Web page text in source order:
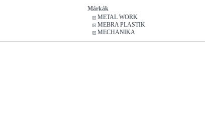
Márkák
METAL WORK
MEBRA PLASTIK
MECHANIKA